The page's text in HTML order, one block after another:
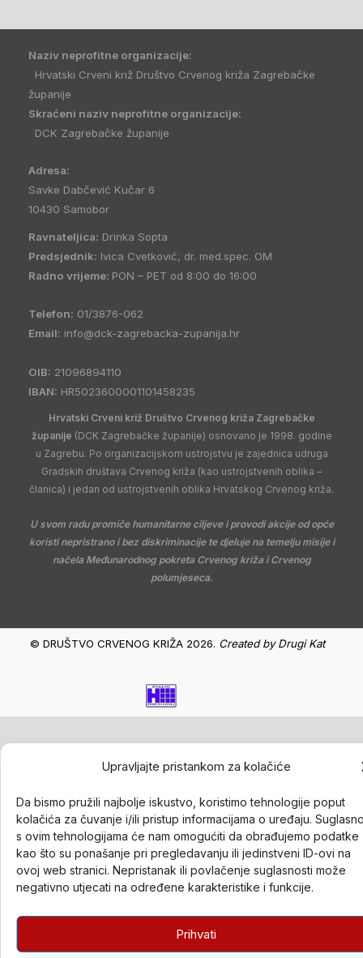
Upravljajte pristankom za kolačiće
Da bismo pružili najbolje iskustvo, koristimo tehnologije poput
kolačića za čuvanje i/ili pristup informacijama o uređaju.
s ovim tehnologijama će nam omogućiti da obrađujemo podatke
kao što su ponašanje pri pregledavanju ili jedinstveni ID-ovi na
ovoj web stranici. Nepristanak ili povlačenje suglasnosti može
negativno utjecati na određene karakteristike i funkcije.
Prihvati
Naziv neprofitne organizacije:
Hrvatski Crveni križ Društvo Crvenog križa Zagrebačke
županije
Skraćeni naziv neprofitne organizacije:
DCK Zagrebačke županije
Adresa:
Savke Dabčević Kučar 6
10430 Samobor
Ravnateljica: Drinka Sopta
Predsjednik: Ivica Cvetković, dr. med.spec. OM
Radno vrijeme: PON – PET od 8:00 do 16:00
Telefon: 01/3876-062
Email: info@dck-zagrebacka-zupanija.hr
OIB: 21096894110
IBAN: HR5023600001101458235
Hrvatski Crveni križ Društvo Crvenog križa Zagrebačke
županije (DCK Zagrebačke županije) osnovano je 1998. godine
u Zagrebu. Po organizacijskom ustrojstvu je zajednica udruga
Gradskih društava Crvenog križa (kao ustrojstvenih oblika –
članica) i jedan od ustrojstvenih oblika Hrvatskog Crvenog križa.
U svom radu promiče humanitarne ciljeve i provodi akcije od opće
koristi nepristrano i bez diskriminacije te djeluje na temelju misije i
načela Međunarodnog pokreta Crvenog križa i Crvenog
polumjeseca.
© DRUŠTVO CRVENOG KRIŽA 2026. Created byDrugi Kat